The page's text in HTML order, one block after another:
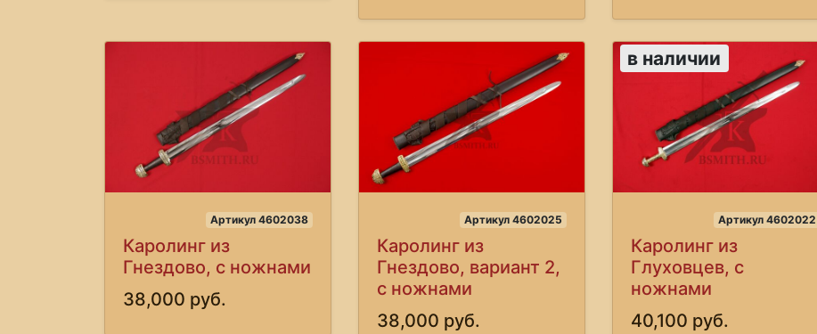
Артикул 4602038
Каролинг из
Гнездово, с ножнами
38,000 руб.
Артикул 4602025
Каролинг из
Гнездово, вариант 2,
с ножнами
38,000 руб.
в наличии
Артикул 4602022
Каролинг из
Глуховцев, с
ножнами
40,100 руб.